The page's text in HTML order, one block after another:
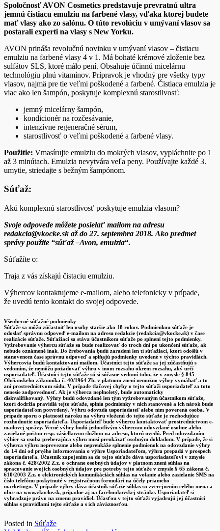
Spoločnosť AVON Cosmetics predstavuje prevratnú ultra
jemnú čistiacu emulziu na farbené vlasy, vďaka ktorej budete
mať vlasy ako zo salónu. O túto revolúciu v umývaní vlasov sa
postarali experti na vlasy s New Yorku.
AVON prináša revolučnú novinku v umývaní vlasov – čistiacu
emulziu na farbené vlasy 4 v 1. Má bohaté krémové zloženie bez
sulfátov SLS, ktoré málo pení. Obsahuje účinnú micelárnu
technológiu plnú vitamínov. Prípravok je vhodný pre všetky typy
vlasov, najmä pre tie veľmi poškodené a farbené. Čistiaca emulzia je
viac ako len šampón, poskytuje komplexnú starostlivosť:
jemný micelárny šampón,
kondicionér na rozčesávanie,
intenzívne regeneračné sérum,
starostlivosť o veľmi poškodené a farbené vlasy.
Použitie: Vmasírujte emulziu do mokrých vlasov, vypláchnite po 1
až 3 minútach. Emulzia nevytvára veľa peny. Používajte každé 3.
umytie, striedajte s bežným šampónom.
Súťaž:
Akú komplexnú starostlivosť poskytuje emulzia vlasom?
Svoje odpovede môžete posielať mailom na adresu
redakcia@vkocke.sk až do 27. septembra 2018. Ako predmet
správy použite “súťaž –Avon, emulzia“.
Súťažíte o:
Traja z vás získajú čistaciu emulziu.
Výhercov kontaktujeme e-mailom, alebo telefonicky v prípade,
že uvedú tento kontakt do svojej odpovede.
Všeobecné súťažné podmienky
Súťaže sa môžu zúčastniť len osoby staršie ako 18 rokov. Podmienkou súťaže je
odoslať správnu odpoveď e-mailom na adresu redakcie (redakcia@vkocke.sk) v čase
realizácie súťaže. Súťažiaci sa stáva účastníkom súťaže po splnení tejto podmienky.
Vyžrebovanie výhercu súťaže sa bude realizovať do troch dní po ukončení súťaže, ak
nebude oznámené inak. Do žrebovania budú zaradení len tí súťažiaci, ktorí odošlú v
stanovenom čase správnu odpoveď a spĺňajú podmienky uvedené v týchto pravidlách.
Výhercovia budú kontaktovaní mailom. Účastníci tejto súťaže sa jej zúčastňujú s
vedomím, že nemôžu požadovať výhru v inom rozsahu okrem rozsahu, aký určí
usporiadateľ. Účastníci tejto súťaže sú si súčasne vedomí toho, že v zmysle § 845
Občianskeho zákonníka č. 40/1964 Zb. v platnom znení nemožno výhry vymáhať a to
ani prostredníctvom súdu. V prípade tlačovej chyby o tejto súťaži usporiadateľ za toto
nenesie zodpovednosť. Ak je výherca neplnoletý, bude automaticky
diskvalifikovaný. Výhry budú odovzdané len tým vyžrebovaným účastníkom súťaže,
ktorí dodržia pravidlá tejto súťaže, splnia podmienky v nich stanovené a ich nárok bude
usporiadateľom potvrdený. Výhru odovzdá usporiadateľ alebo ním poverená osoba. V
prípade sporu o platnosti nároku na výhru vloženú do tejto súťaže je rozhodujúce
rozhodnutie usporiadateľa. Usporiadateľ bude výhercu kontaktovať prostredníctvom e-
mailovej správy. Vecné výhry budú jednotlivým výhercom odovzdané osobne alebo
zasielané poštou resp. zásielkovou službou na adresu, ktorú uvedú. Pred odovzdaním
výhier sa osoba preberajúca výhru musí preukázať osobným dokladom. V prípade, že si
výherca výhru neprevezme alebo nepreukáže splnenie podmienok na odovzdanie výhry
do 14 dní od prvého informovania o výhre Usporiadateľom, výhra prepadá v prospech
usporiadateľa. Účastník zapojením sa do tejto súťaže dáva usporiadateľovi v zmysle
zákona č. 428/2002 Z.z. o ochrane osobných údajov v platnom znení súhlas na
spracovanie svojich osobných údajov pre potreby tejto súťaže v zmysle § 65 zákona č.
610/2003 Z.z. o elektronických komunikáciách súhlas na volanie alebo zasielanie SMS na
číslo telefónu poskytnuté v registračnom formulári na účely priameho
marketingu. V prípade výhry dáva účastník súťaže súhlas so zverejnením celého mena a
obce na www.vkocke.sk, prípadne aj na facebookovskej stránke. Usporiadateľ si
vyhradzuje právo na zmenu pravidiel. Účasťou v tejto súťaži vyjadrujú jej účastníci
súhlas s pravidlami tejto súťaže a s ich záväznosťou.
Posted in Súťaže